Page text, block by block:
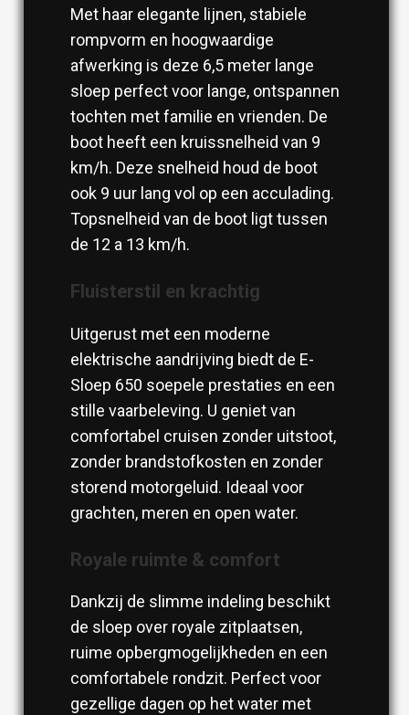
Met haar elegante lijnen, stabiele
rompvorm en hoogwaardige
afwerking is deze 6,5 meter lange
sloep perfect voor lange, ontspannen
tochten met familie en vrienden. De
boot heeft een kruissnelheid van 9
km/h. Deze snelheid houd de boot
ook 9 uur lang vol op een acculading.
Topsnelheid van de boot ligt tussen
de 12 a 13 km/h.
Fluisterstil en krachtig
Uitgerust met een moderne
elektrische aandrijving biedt de E-
Sloep 650 soepele prestaties en een
stille vaarbeleving. U geniet van
comfortabel cruisen zonder uitstoot,
zonder brandstofkosten en zonder
storend motorgeluid. Ideaal voor
grachten, meren en open water.
Royale ruimte & comfort
Dankzij de slimme indeling beschikt
de sloep over royale zitplaatsen,
ruime opbergmogelijkheden en een
comfortabele rondzit. Perfect voor
gezellige dagen op het water met